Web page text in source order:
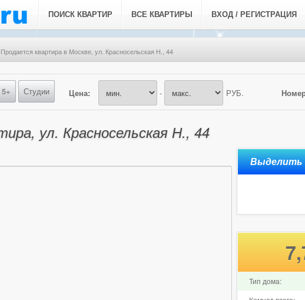
ПОИСК КВАРТИР ВСЕ КВАРТИРЫ ВХОД / РЕГИСТРАЦИЯ
Продается квартира в Москве, ул. Красносельская Н., 44
5+ Студии Цена: - РУБ.
ул. Красносельская Н., 44
Тип дома: